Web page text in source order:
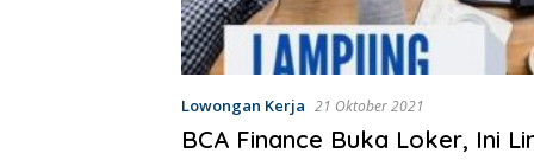
Lowongan Kerja 21 Oktober 2021
BCA Finance Buka Loker, Ini